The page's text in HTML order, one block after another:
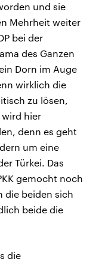
und sie
Mehrheit weiter
bei der
des Ganzen
Dorn im Auge
wirklich die
zu lösen,
hier
denn es geht
um eine
Türkei. Das
gemocht noch
die beiden sich
beide die
die